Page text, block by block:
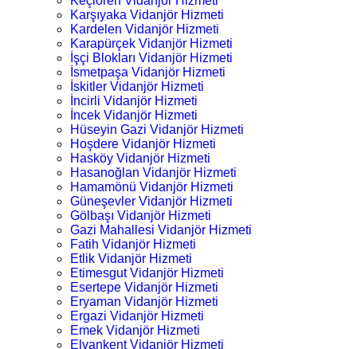
Karşıyaka Vidanjör Hizmeti
Kardelen Vidanjör Hizmeti
Karapürçek Vidanjör Hizmeti
İşçi Blokları Vidanjör Hizmeti
İsmetpaşa Vidanjör Hizmeti
İskitler Vidanjör Hizmeti
İncirli Vidanjör Hizmeti
İncek Vidanjör Hizmeti
Hüseyin Gazi Vidanjör Hizmeti
Hoşdere Vidanjör Hizmeti
Hasköy Vidanjör Hizmeti
Hasanoğlan Vidanjör Hizmeti
Hamamönü Vidanjör Hizmeti
Güneşevler Vidanjör Hizmeti
Gölbaşı Vidanjör Hizmeti
Gazi Mahallesi Vidanjör Hizmeti
Fatih Vidanjör Hizmeti
Etlik Vidanjör Hizmeti
Etimesgut Vidanjör Hizmeti
Esertepe Vidanjör Hizmeti
Eryaman Vidanjör Hizmeti
Ergazi Vidanjör Hizmeti
Emek Vidanjör Hizmeti
Elvankent Vidanjör Hizmeti